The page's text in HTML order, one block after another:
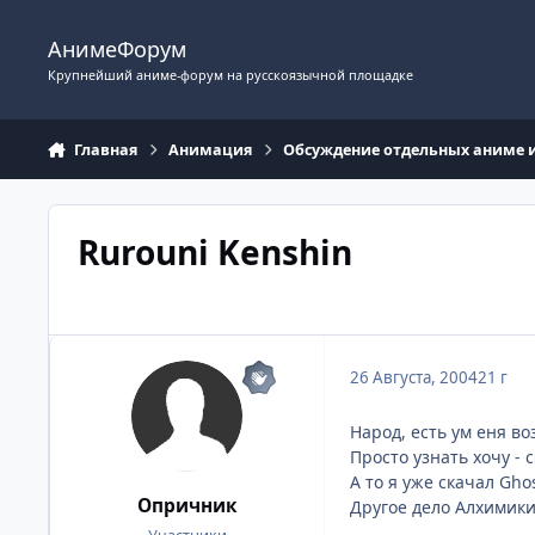
АнимеФорум
Крупнейший аниме-форум на русскоязычной площадке
Главная Анимация Обсуждение отдельных аниме
Rurouni Kenshin
Опричник
26 Августа, 200421 г
Народ, есть ум еня
Просто узнать хочу -
А то я уже скачал
Другое дело